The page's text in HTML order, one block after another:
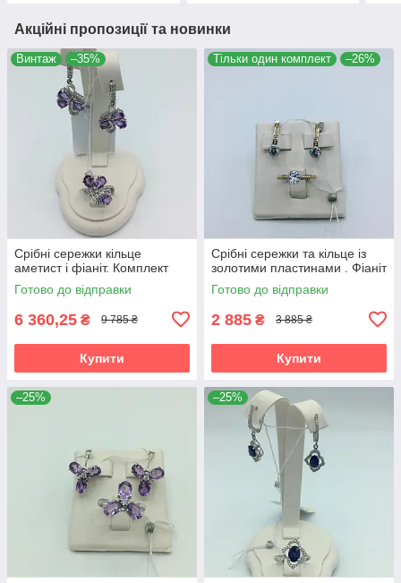
Акційні пропозиції та новинки
Винтаж –35%
Срібні сережки кільце
аметист і фіаніт. Комплект
Готово до відправки
6 360,25 ₴ 9 785 ₴
Купити
Тільки один комплект –26%
Срібні сережки та кільце із
золотими пластинами . Фіаніт
Готово до відправки
2 885 ₴ 3 885 ₴
Купити
–25% –25%